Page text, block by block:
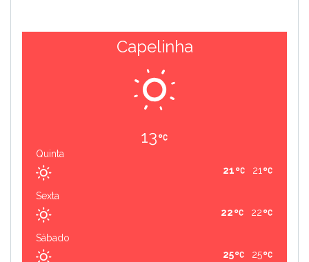
Capelinha
13
Quinta
21
21
Sexta
22
22
Sábado
25
25